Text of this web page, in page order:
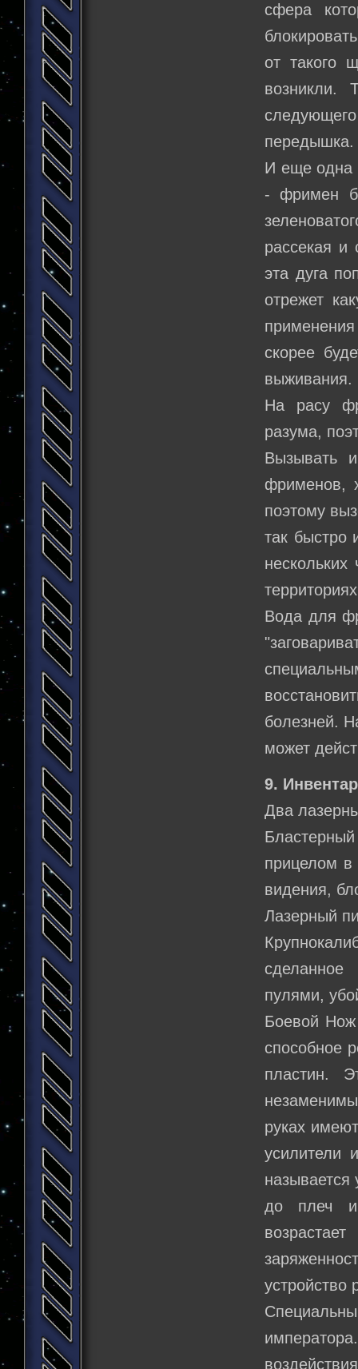
сфера
от такого
возникли.
передышка.
И еще одна
- фримен
рассекая и
эта дуга
отрежет
скорее
выживания.
На расу
разума,
Вызывать
фрименов,
поэтому
так быстро
Вода для
болезней.
может
9.
Два
прицелом в
видения,
Лазерный
пулями,
Боевой Нож
способное
пластин.
руках
усилители
называется
до плеч и
устройство